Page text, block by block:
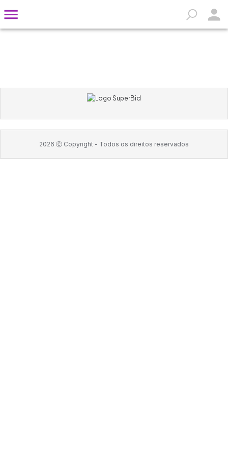
2026 Ⓒ Copyright - Todos os direitos reservados